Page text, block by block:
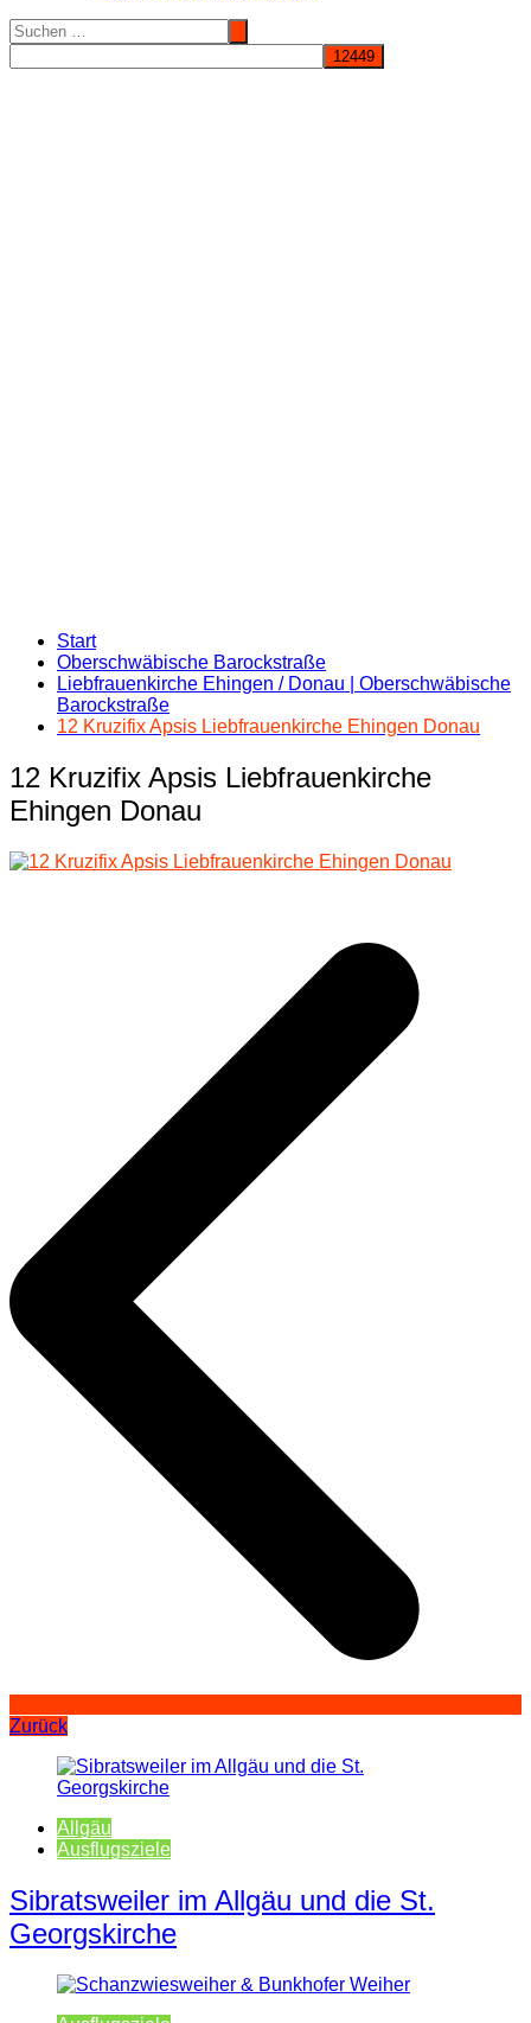
Start
Oberschwäbische Barockstraße
Liebfrauenkirche Ehingen / Donau | Oberschwäbische
Barockstraße
12 Kruzifix Apsis Liebfrauenkirche Ehingen Donau
12 Kruzifix Apsis Liebfrauenkirche
Ehingen Donau
Zurück
Allgäu
Ausflugsziele
Sibratsweiler im Allgäu und die St.
Georgskirche